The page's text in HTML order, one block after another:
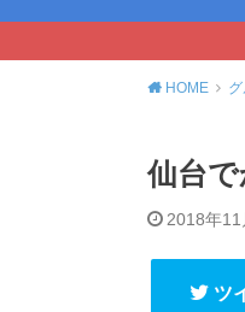
HOME グ
仙台
2018年11
ツ